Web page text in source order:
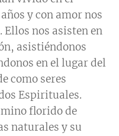
y con amor nos
nos asisten en
asistiéndonos
en el lugar del
como seres
Espirituales.
florido de
naturales y su